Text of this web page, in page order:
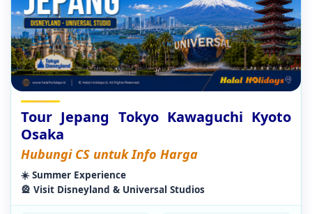
Tour Jepang Tokyo Kawaguchi Kyoto
Osaka
Hubungi CS untuk Info Harga
☀️ Summer Experience
🎡 Visit Disneyland & Universal Studios